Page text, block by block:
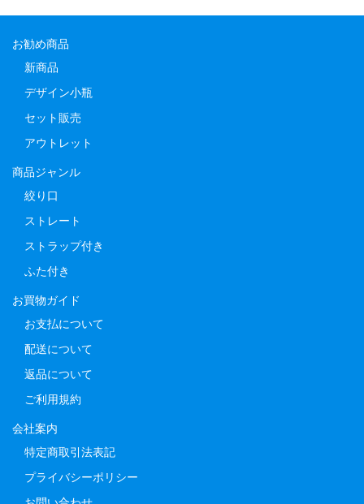
お勧め商品
新商品
デザイン小瓶
セット販売
アウトレット
商品ジャンル
絞り口
ストレート
ストラップ付き
ふた付き
お買物ガイド
お支払について
配送について
返品について
ご利用規約
会社案内
特定商取引法表記
プライバシーポリシー